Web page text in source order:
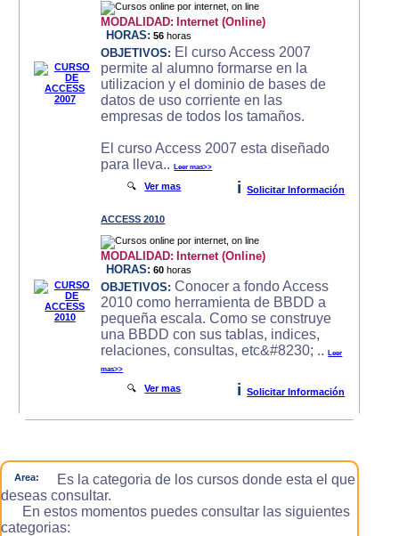
MODALIDAD: Internet (Online)
HORAS: 56 horas
OBJETIVOS: El curso Access 2007
permite al alumno formarse en la
utilizacion y el dominio de bases de
datos de uso corriente en las
empresas de todos los tamaños.
El curso Access 2007 esta diseñado
para lleva..Leer mas>>
🔍Ver mas i Solicitar Información
ACCESS 2010
MODALIDAD: Internet (Online)
HORAS: 60 horas
OBJETIVOS: Conocer a fondo Access
2010 como herramienta de BBDD a
pequeña escala. Como se construye
una BBDD con sus tablas, indices,
relaciones, consultas, etc&#8230; ..Leer
mas>>
🔍Ver mas i Solicitar Información
Area:
Es la categoria de los cursos donde esta el que
deseas consultar.
En estos momentos puedes consultar las siguientes
categorias: